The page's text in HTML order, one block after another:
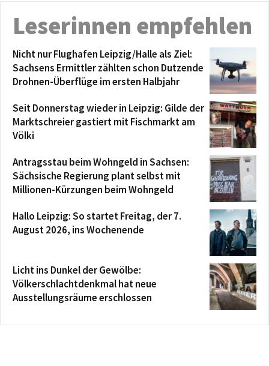
Leserinnen empfehlen
Nicht nur Flughafen Leipzig/Halle als Ziel:
Sachsens Ermittler zählten schon Dutzende
Drohnen-Überflüge im ersten Halbjahr
Seit Donnerstag wieder in Leipzig: Gilde der
Marktschreier gastiert mit Fischmarkt am
Völki
Antragsstau beim Wohngeld in Sachsen:
Sächsische Regierung plant selbst mit
Millionen-Kürzungen beim Wohngeld
Hallo Leipzig: So startet Freitag, der 7.
August 2026, ins Wochenende
Licht ins Dunkel der Gewölbe:
Völkerschlachtdenkmal hat neue
Ausstellungsräume erschlossen